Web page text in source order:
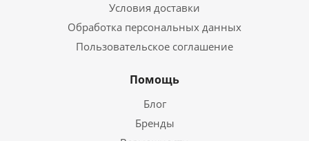
Условия доставки
Обработка персональных данных
Пользовательское соглашение
Помощь
Блог
Бренды